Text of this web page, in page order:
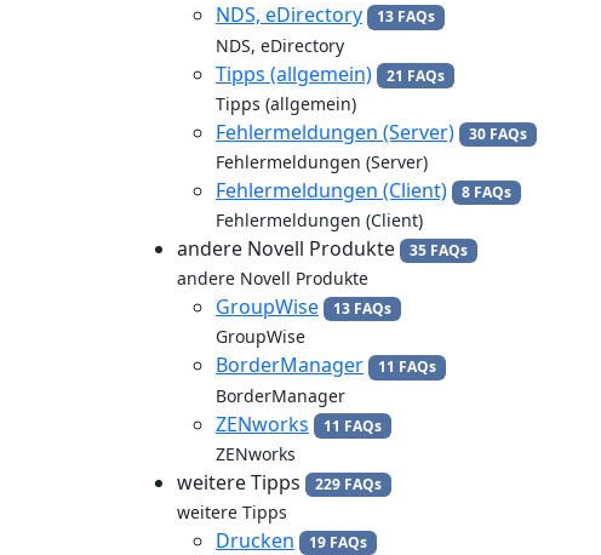
NDS, eDirectory 13 FAQs
NDS, eDirectory
Tipps (allgemein) 21 FAQs
Tipps (allgemein)
Fehlermeldungen (Server) 30 FAQs
Fehlermeldungen (Server)
Fehlermeldungen (Client) 8 FAQs
Fehlermeldungen (Client)
andere Novell Produkte 35 FAQs
andere Novell Produkte
GroupWise 13 FAQs
GroupWise
BorderManager 11 FAQs
BorderManager
ZENworks 11 FAQs
ZENworks
weitere Tipps 229 FAQs
weitere Tipps
Drucken 19 FAQs